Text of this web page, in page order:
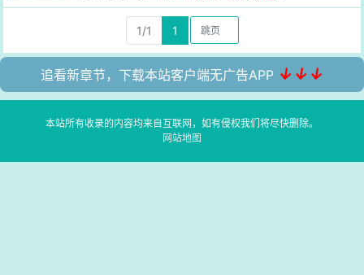
1/1 1
追看新章节，下载本站客户端无广告APP ↓↓↓
本站所有收录的内容均来自互联网，如有侵权我们将尽快删除。
网站地图